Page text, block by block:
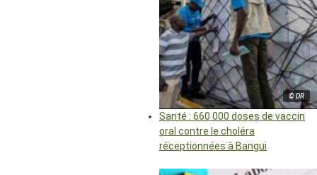
© DR
Santé : 660 000 doses de vaccin
oral contre le choléra
réceptionnées à Bangui